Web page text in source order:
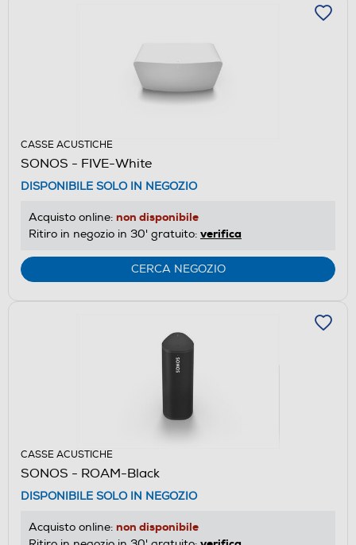
CASSE ACUSTICHE
SONOS - FIVE-White
DISPONIBILE SOLO IN NEGOZIO
Acquisto online: non disponibile
Ritiro in negozio in 30' gratuito: verifica
CERCA NEGOZIO
CASSE ACUSTICHE
SONOS - ROAM-Black
DISPONIBILE SOLO IN NEGOZIO
Acquisto online: non disponibile